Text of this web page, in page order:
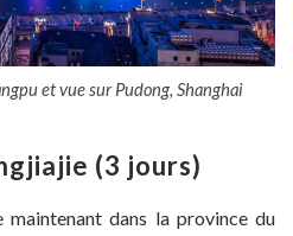
et vue sur Pudong, Shanghai
(3 jours)
dans la province du